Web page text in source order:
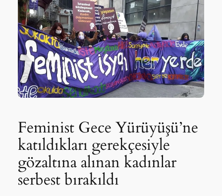
Feminist Gece Yürüyüşü’ne
katıldıkları gerekçesiyle
gözaltına alınan kadınlar
serbest bırakıldı